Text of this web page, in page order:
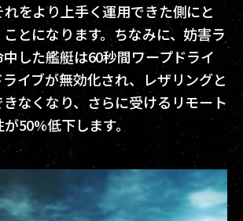
れをより上手く運用できた側にと
とになります。ちなみに、妨害ラ
した艦艇は60秒間ワープドライ
イブが無効化され、レザリングと
きなくなり、さらに受けるリモート
50%低下します。